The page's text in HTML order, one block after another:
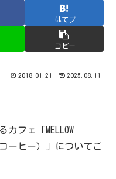
はてブ
コピー
2018.01.21 2025.08.11
カフェ「MELLOW
コーヒー）」についてご